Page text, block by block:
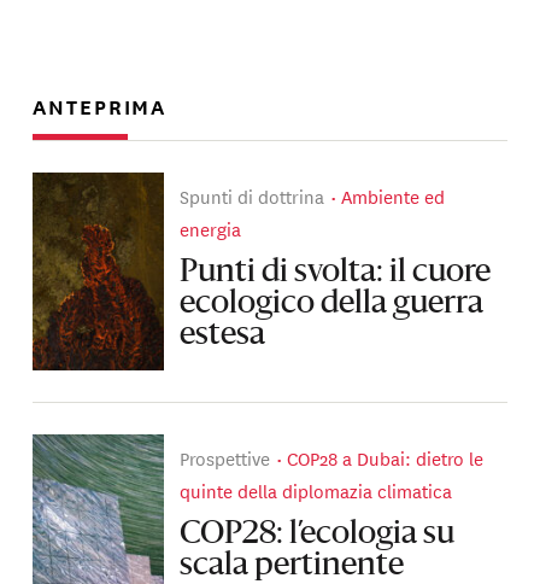
ANTEPRIMA
Spunti di dottrina
Ambiente ed
energia
Punti di svolta: il cuore
ecologico della guerra
estesa
Prospettive
COP28 a Dubai: dietro le
quinte della diplomazia climatica
COP28: l’ecologia su
scala pertinente